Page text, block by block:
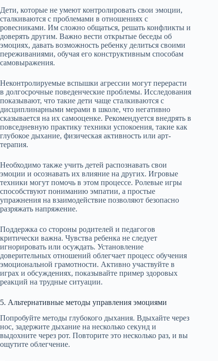
Дети, которые не умеют контролировать свои эмоции,
сталкиваются с проблемами в отношениях с
ровесниками. Им сложно общаться, решать конфликты и
доверять другим. Важно вести открытые беседы об
эмоциях, давать возможность ребенку делиться своими
переживаниями, обучая его конструктивным способам
самовыражения.
Неконтролируемые вспышки агрессии могут перерасти
в долгосрочные поведенческие проблемы. Исследования
показывают, что такие дети чаще сталкиваются с
дисциплинарными мерами в школе, что негативно
сказывается на их самооценке. Рекомендуется внедрять в
повседневную практику техники успокоения, такие как
глубокое дыхание, физическая активность или арт-
терапия.
Необходимо также учить детей распознавать свои
эмоции и осознавать их влияние на других. Игровые
техники могут помочь в этом процессе. Ролевые игры
способствуют пониманию эмпатии, а простые
упражнения на взаимодействие позволяют безопасно
разряжать напряжение.
Поддержка со стороны родителей и педагогов
критически важна. Чувства ребенка не следует
игнорировать или осуждать. Установление
доверительных отношений облегчает процесс обучения
эмоциональной грамотности. Активно участвуйте в
играх и обсуждениях, показывайте пример здоровых
реакций на трудные ситуации.
5. Альтернативные методы управления эмоциями
Попробуйте методы глубокого дыхания. Вдыхайте через
нос, задержите дыхание на несколько секунд и
выдохните через рот. Повторите это несколько раз, и вы
ощутите облегчение.